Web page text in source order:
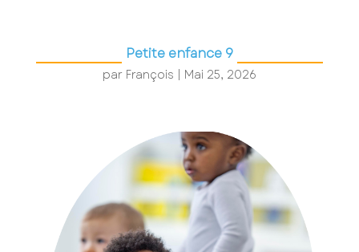
Petite enfance 9
par François | Mai 25, 2026